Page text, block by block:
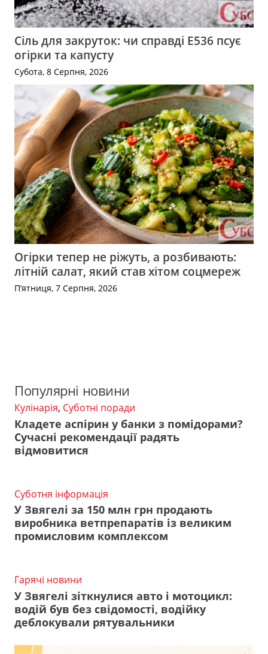
Сіль для закруток: чи справді Е536 псує
огірки та капусту
Субота, 8 Серпня, 2026
Огірки тепер не ріжуть, а розбивають:
літній салат, який став хітом соцмереж
П’ятниця, 7 Серпня, 2026
Популярні новини
Кулінарія, Суботні поради
Кладете аспірин у банки з помідорами?
Сучасні рекомендації радять
відмовитися
Суботня інформація
У Звягелі за 150 млн грн продають
виробника ветпрепаратів із великим
промисловим комплексом
Гарячі новини
У Звягелі зіткнулися авто і мотоцикл:
водій був без свідомості, водійку
деблокували рятувальники